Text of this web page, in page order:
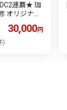
連覇★ 珈
オリジナル
6本セット
焙煎 コー
[013-a008]
30,000円
)